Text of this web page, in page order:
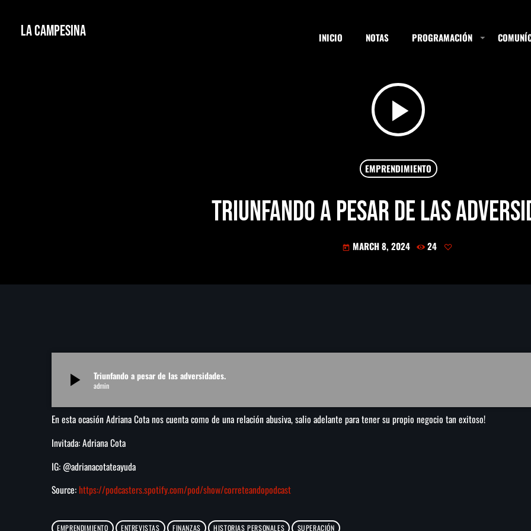
La Campesina INICIO NOTAS PROGRAMACIÓN
NOTAS
play_arrow
EMPRENDIMIENTO
Triunfando a pesar de las
today MARCH 8, 2024 24
play_arrow Triunfando a pesar de las adversidades.
admin
En esta ocasión Adriana Cota nos cuenta como de una relación abusiva, salio adelante para tener su propio negocio tan exitoso!
Invitada: Adriana Cota
IG: @adrianacotateayuda
Source: https://podcasters.spotify.com/pod/show/correteandopodcast
EMPRENDIMIENTO ENTREVISTAS FINANZAS HISTORIAS PERSONALES SUPERACIÓN